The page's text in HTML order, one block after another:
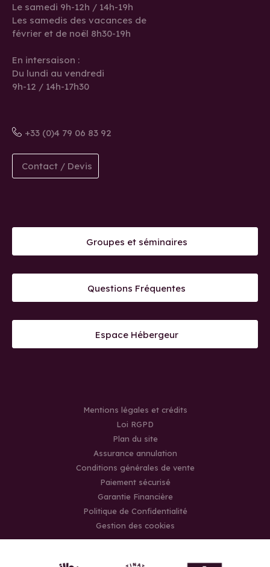
Le samedi 9h-12h / 14h-19h
Les samedis des vacances de
février et de noël 8h30-19h
En intersaison :
Du lundi au vendredi
9h-12 / 14h-17h30
+33 (0)4 79 06 83 92
Contact / Devis
Groupes et séminaires
Questions Fréquentes
Espace Hébergeur
Mentions légales et crédits
Loi RGPD
Plan du site
Assurance annulation
Conditions générales de vente
Paiement sécurisé
Garantie Financière
Politique de Confidentialité
Gestion des cookies